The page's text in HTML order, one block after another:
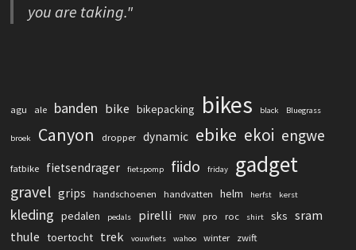
you are taking."
agu ale banden bike bikepacking bikes black Bluegrass
broek Canyon dropper dynamic ebike ekoi engwe
fatbike fietsendrager fietspomp fiido friday gadget
gravel grips handschoenen handvatten helm herfst kerst
kleding pedalen pedals pirelli PNW pro roc shirt sks sram
thule toertocht trek vouwfiets wahoo winter zwift